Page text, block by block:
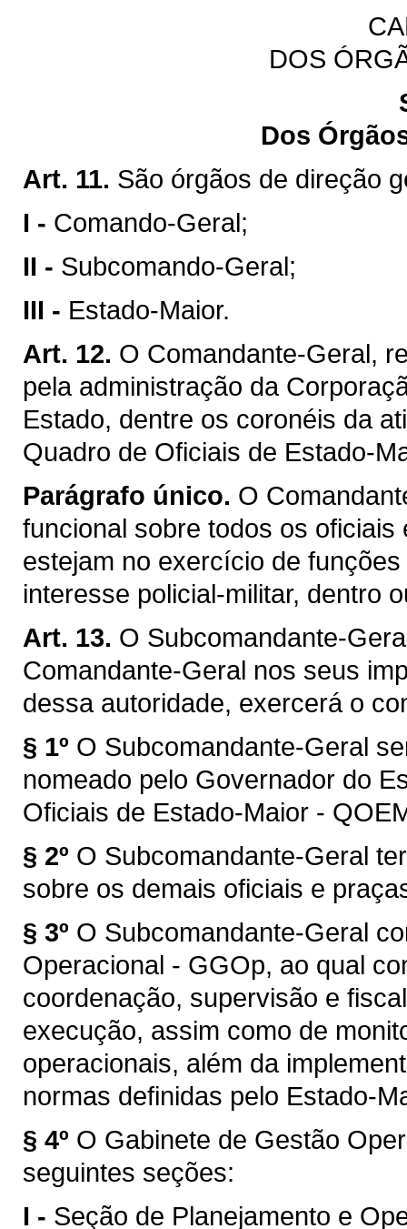
DOS
Dos
Art. 11. São órgãos de direção
I - Comando-Geral;
II - Subcomando-Geral;
III - Estado-Maior.
Art. 12. O Comandante-Geral,
pela administração da
Estado, dentre os coronéis da
Quadro de Oficiais de Estado-
Parágrafo único. O
funcional sobre todos os
estejam no exercício de
interesse policial-militar, dentro
Art. 13. O Subcomandante-
Comandante-Geral nos seus
dessa autoridade, exercerá o
§ 1º O Subcomandante-Geral
nomeado pelo Governador do
Oficiais de Estado-Maior -
§ 2º O Subcomandante-Geral
sobre os demais oficiais e
§ 3º O Subcomandante-Geral
Operacional - GGOp, ao qual
coordenação, supervisão e
execução, assim como de
operacionais, além da
normas definidas pelo Estado-
§ 4º O Gabinete de Gestão
seguintes seções:
I - Seção de Planejamento e